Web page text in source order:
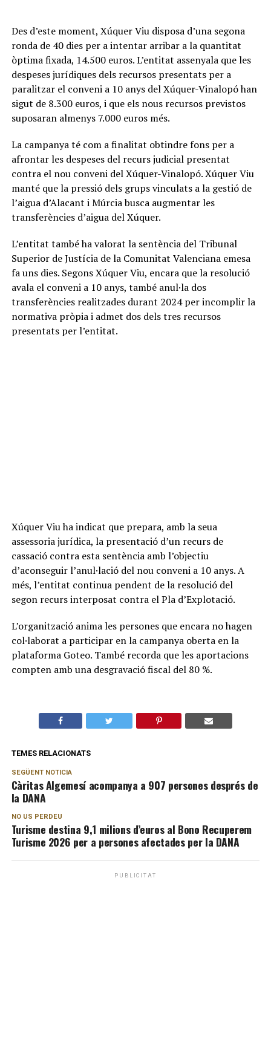
Des d’este moment, Xúquer Viu disposa d’una segona
ronda de 40 dies per a intentar arribar a la quantitat
òptima fixada, 14.500 euros. L’entitat assenyala que les
despeses jurídiques dels recursos presentats per a
paralitzar el conveni a 10 anys del Xúquer-Vinalopó han
sigut de 8.300 euros, i que els nous recursos previstos
suposaran almenys 7.000 euros més.
La campanya té com a finalitat obtindre fons per a
afrontar les despeses del recurs judicial presentat
contra el nou conveni del Xúquer-Vinalopó. Xúquer Viu
manté que la pressió dels grups vinculats a la gestió de
l’aigua d’Alacant i Múrcia busca augmentar les
transferències d’aigua del Xúquer.
L’entitat també ha valorat la sentència del Tribunal
Superior de Justícia de la Comunitat Valenciana emesa
fa uns dies. Segons Xúquer Viu, encara que la resolució
avala el conveni a 10 anys, també anul·la dos
transferències realitzades durant 2024 per incomplir la
normativa pròpia i admet dos dels tres recursos
presentats per l’entitat.
Xúquer Viu ha indicat que prepara, amb la seua
assessoria jurídica, la presentació d’un recurs de
cassació contra esta sentència amb l’objectiu
d’aconseguir l’anul·lació del nou conveni a 10 anys. A
més, l’entitat continua pendent de la resolució del
segon recurs interposat contra el Pla d’Explotació.
L’organització anima les persones que encara no hagen
col·laborat a participar en la campanya oberta en la
plataforma Goteo. També recorda que les aportacions
compten amb una desgravació fiscal del 80 %.
TEMES RELACIONATS
SEGÜENT NOTICIA
Càritas Algemesí acompanya a 907 persones després de
la DANA
NO US PERDEU
Turisme destina 9,1 milions d’euros al Bono Recuperem
Turisme 2026 per a persones afectades per la DANA
PUBLICITAT